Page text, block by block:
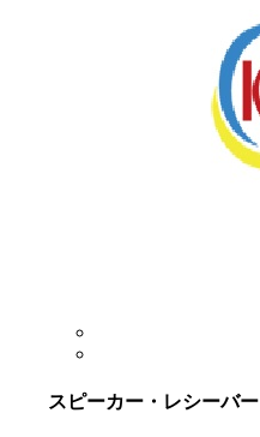
スピーカー・レシーバー